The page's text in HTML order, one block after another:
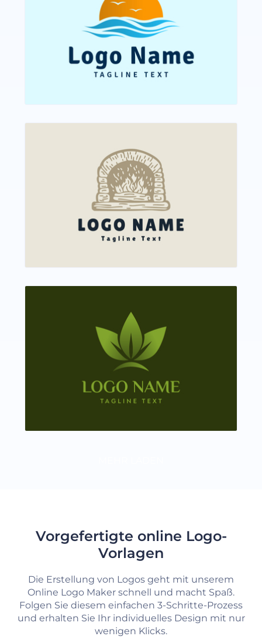
Vorgefertigte online Logo-
Vorlagen
Die Erstellung von Logos geht mit unserem
Online Logo Maker schnell und macht Spaß.
Folgen Sie diesem einfachen 3-Schritte-Prozess
und erhalten Sie Ihr individuelles Design mit nur
wenigen Klicks.